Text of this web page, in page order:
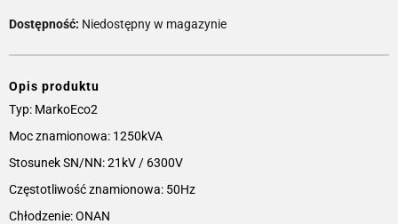
Dostępność: Niedostępny w magazynie
Opis produktu
Typ: MarkoEco2
Moc znamionowa: 1250kVA
Stosunek SN/NN: 21kV / 6300V
Częstotliwość znamionowa: 50Hz
Chłodzenie: ONAN